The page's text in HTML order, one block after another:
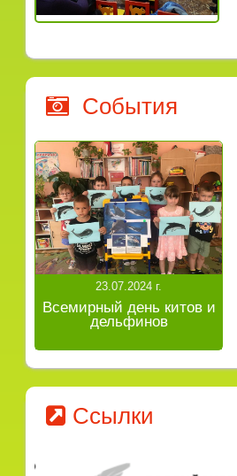
События
23.07.2024 г.
Всемирный день китов и
дельфинов
Ссылки